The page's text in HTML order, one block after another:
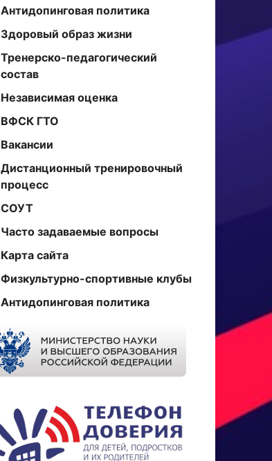
Антидопинговая политика
Здоровый образ жизни
Тренерско-педагогический
состав
Независимая оценка
ВФСК ГТО
Вакансии
Дистанционный тренировочный
процесс
СОУТ
Часто задаваемые вопросы
Карта сайта
Физкультурно-спортивные клубы
Антидопинговая политика